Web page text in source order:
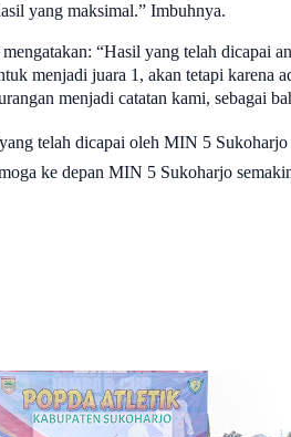
yang maksimal.” Imbuhnya.
“Hasil yang telah dicapai
menjadi juara 1, akan tetapi karena
menjadi catatan kami, sebagai
telah dicapai oleh MIN 5
ke depan MIN 5 Sukoharjo